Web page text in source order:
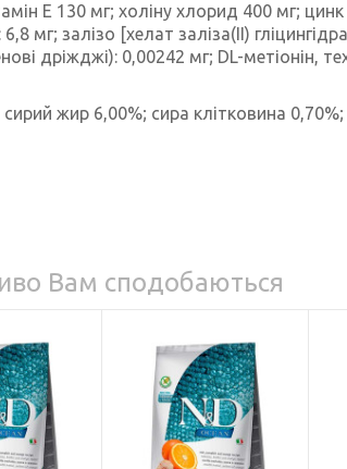
Е 130 мг; холіну хлорид 400 мг; цинк
мг; залізо [хелат заліза(II)
дріжджі): 0,00242 мг; DL-метіонін,
жир 6,00%; сира клітковина
Вам сподобаються